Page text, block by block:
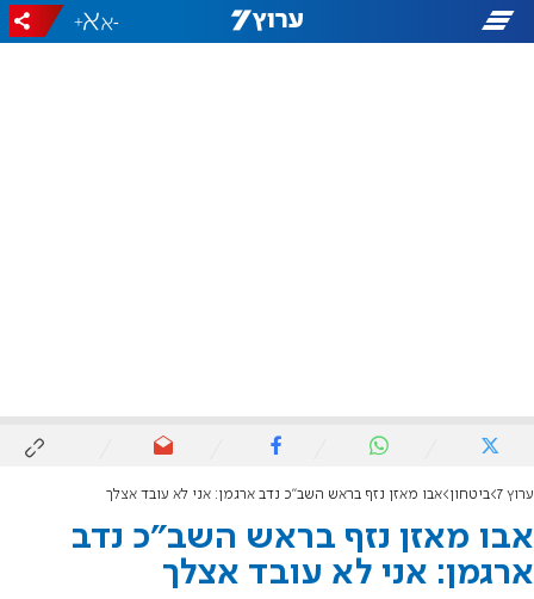
-
+
ערוץ 7 ביטחון אבו מאזן נזף בראש השב"כ נדב ארגמן: אני לא עובד אצלך
אבו מאזן נזף בראש השב"כ נדב
ארגמן: אני לא עובד אצלך